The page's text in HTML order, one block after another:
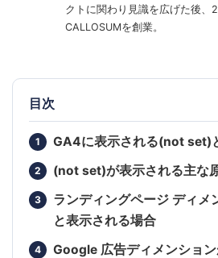
クトに関わり見識を広げた後、
CALLOSUMを創業。
目次
GA4に表示される(not set)
(not set)が表示される主な
ランディングページ ディ
と表示される場合
Google 広告ディメンショ